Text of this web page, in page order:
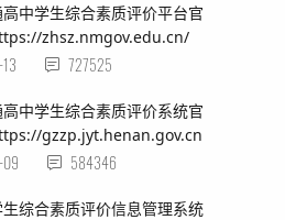
中学生综合素质评价平台官
zhsz.nmgov.edu.cn/
727525
中学生综合素质评价系统官
gzzp.jyt.henan.gov.cn
584346
综合素质评价信息管理系统